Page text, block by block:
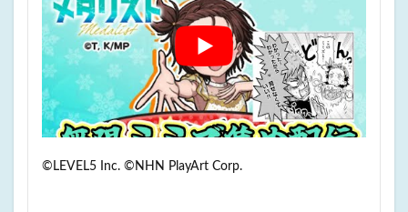
©LEVEL5 Inc. ©NHN PlayArt Corp.